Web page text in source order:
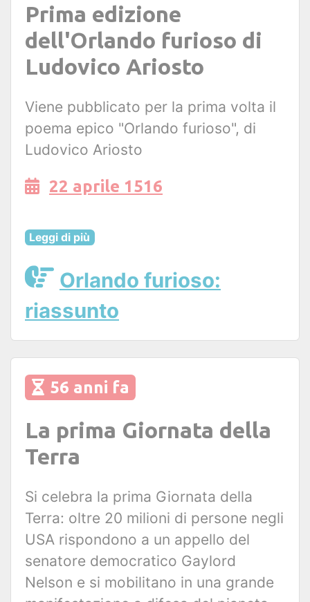
Prima edizione
dell'Orlando furioso di
Ludovico Ariosto
Viene pubblicato per la prima volta il
poema epico "Orlando furioso", di
Ludovico Ariosto
22 aprile 1516
Leggi di più
Orlando furioso:
riassunto
56 anni fa
La prima Giornata della
Terra
Si celebra la prima Giornata della
Terra: oltre 20 milioni di persone negli
USA rispondono a un appello del
senatore democratico Gaylord
Nelson e si mobilitano in una grande